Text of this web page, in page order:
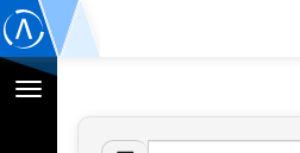
Navigation
umschalten